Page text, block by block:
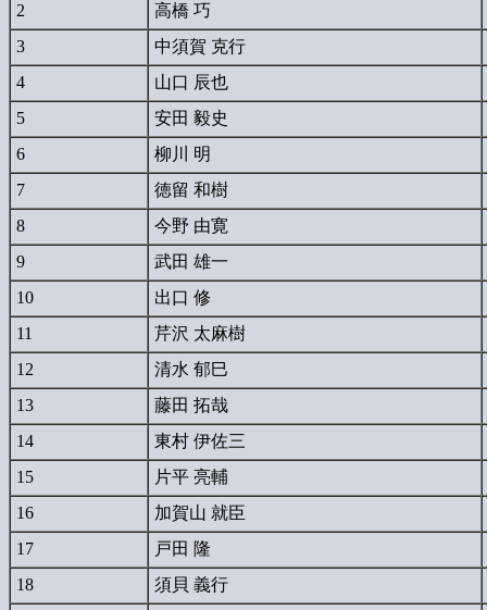
2
高橋 巧
3
中須賀 克行
4
山口 辰也
5
安田 毅史
6
柳川 明
7
徳留 和樹
8
今野 由寛
9
武田 雄一
10
出口 修
11
芹沢 太麻樹
12
清水 郁巳
13
藤田 拓哉
14
東村 伊佐三
15
片平 亮輔
16
加賀山 就臣
17
戸田 隆
18
須貝 義行